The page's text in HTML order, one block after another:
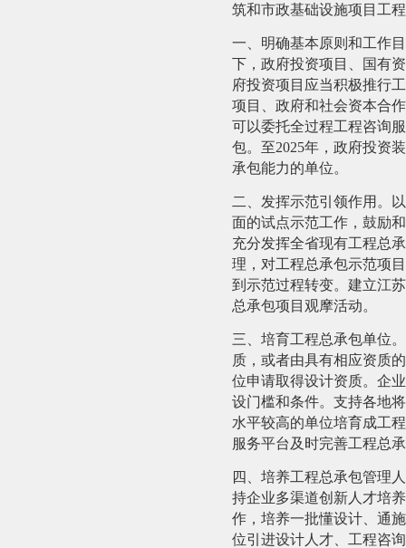
筑和市政基础设施项目工
一、明确基本原则和工作
下，政府投资项目、国有
府投资项目应当积极推行
项目、政府和社会资本合
可以委托全过程工程咨询
包。至2025年，政府投资
承包能力的单位。
二、发挥示范引领作用。
面的试点示范工作，鼓励
充分发挥全省现有工程总
理，对工程总承包示范项
到示范过程转变。建立江
总承包项目观摩活动。
三、培育工程总承包单位。
质，或者由具有相应资质
位申请取得设计资质。企
设门槛和条件。支持各地
水平较高的单位培育成工
服务平台及时完善工程总
四、培养工程总承包管理
持企业多渠道创新人才培
作， 培养一批懂设计、通
位引进设计人才、工程咨